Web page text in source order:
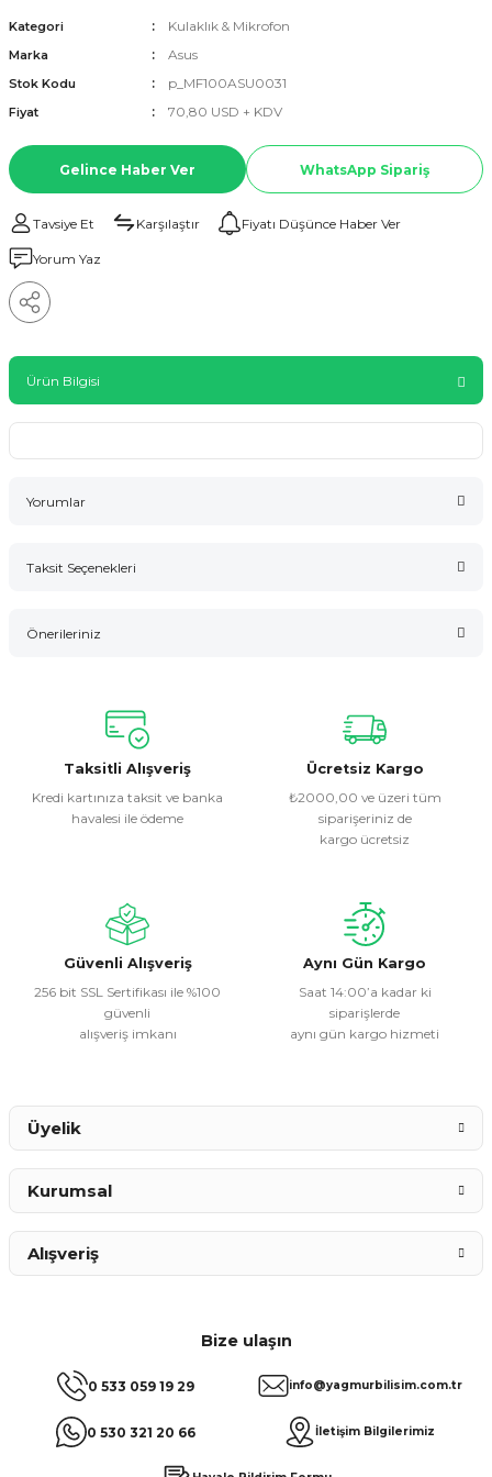
Kategori Kulaklık & Mikrofon
Marka Asus
Stok Kodu p_MF100ASU0031
Fiyat 70,80 USD + KDV
Gelince Haber Ver WhatsApp Sipariş
Tavsiye Et Karşılaştır Fiyatı Düşünce Haber Ver
Yorum Yaz
Ürün Bilgisi
Yorumlar
Taksit Seçenekleri
Önerileriniz
konularda yetersiz gördüğünüz noktaları öneri formunu
kullanarak tarafımıza iletebilirsiniz.
Görüş ve önerileriniz için teşekkür ederiz.
Ürün resmi kalitesiz, bozuk veya görüntülenemiyor.
Ürün fiyatı diğer sitelerden daha pahalı.
Bu ürüne benzer farklı alternatifler olmalı.
Taksitli Alışveriş
Kredi kartınıza taksit ve banka
havalesi ile ödeme
Ücretsiz Kargo
₺2000,00 ve üzeri tüm
siparişeriniz de
kargo ücretsiz
Güvenli Alışveriş
256 bit SSL Sertifikası ile %100
güvenli
alışveriş imkanı
Aynı Gün Kargo
Saat 14:00’a kadar ki
siparişlerde
aynı gün kargo hizmeti
Bize ulaşın
0 533 059 19 29
0 530 321 20 66
info@yagmurbilisim.com.tr
İletişim Bilgilerimiz
Üyelik
Kurumsal
Alışveriş